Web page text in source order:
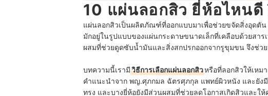
10 แผ่นลอกสิว ยี่ห้อไหน
แผ่นลอกสิวเป็นผลิตภัณฑ์ที่ออกแบบมาเพื่อช่วยขจัดสิ่งอุดตั
มักอยู่ในรูปแบบของแผ่นกระดาษขนาดเล็กที่เคลือบด้วยส
ผสมที่ช่วยดูดซับน้ำมันและสิ่งสกปรกออกจากรูขุมขน จึงช่ว
บทความนี้เรามีวิธีการเลือกแผ่นลอกสิวหรือที่ลอกสิวให้เหม
คำแนะนำจาก พญ.ศุภกมล ฉัตรศุภกุล แพทย์ผิวหนัง และยังมี
ทรง และบางยี่ห้อยังมีส่วนผสมที่ช่วยลดโอกาสเกิดสิวและใ